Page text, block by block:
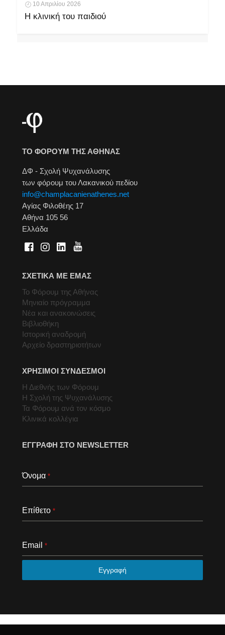
10 Απριλίου 2026
Η κλινική του παιδιού
ΤΟ ΦΟΡΟΥΜ ΤΗΣ ΑΘΗΝΑΣ
ΔΦ - Σχολή Ψυχανάλυσης
των φόρουμ του Λακανικού πεδίου
info@champlacanienathenes.net
Αγίας Φιλοθέης 17
Αθήνα 105 56
Ελλάδα
ΣΧΕΤΙΚΑ ΜΕ ΕΜΑΣ
Το Φόρουμ της Αθήνας
Μηνιαίο πρόγραμμα
Νέα και ανακοινώσεις
Βιβλιοθήκη
Ιστορική αναδρομή
Αρχείο δραστηριοτήτων
ΧΡΗΣΙΜΟΙ ΣΥΝΔΕΣΜΟΙ
Η Διεθνής των Φόρουμ
Η Σχολή της Ψυχανάλυσης
Τα Φόρουμ ανά τον κόσμο
Κλινικά κολλέγια
ΕΓΓΡΑΦΗ ΣΤΟ NEWSLETTER
Όνομα *
Επίθετο *
Email *
Εγγραφή